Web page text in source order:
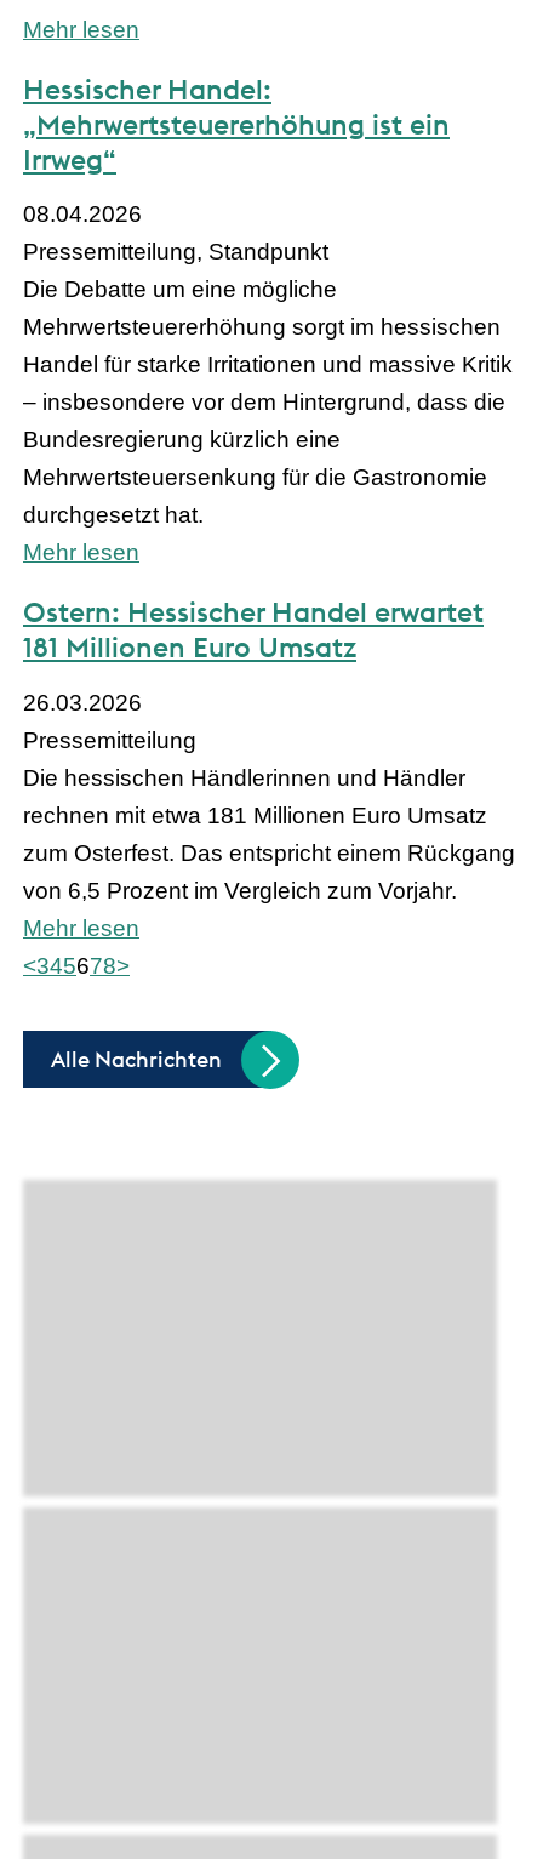
Mehr lesen
Hessischer Handel:
„Mehrwertsteuererhöhung ist ein
Irrweg“
08.04.2026
Pressemitteilung, Standpunkt
Die Debatte um eine mögliche
Mehrwertsteuererhöhung sorgt im hessischen
Handel für starke Irritationen und massive Kritik
– insbesondere vor dem Hintergrund, dass die
Bundesregierung kürzlich eine
Mehrwertsteuersenkung für die Gastronomie
durchgesetzt hat.
Mehr lesen
Ostern: Hessischer Handel erwartet
181 Millionen Euro Umsatz
26.03.2026
Pressemitteilung
Die hessischen Händlerinnen und Händler
rechnen mit etwa 181 Millionen Euro Umsatz
zum Osterfest. Das entspricht einem Rückgang
von 6,5 Prozent im Vergleich zum Vorjahr.
Mehr lesen
<345678>
Alle Nachrichten